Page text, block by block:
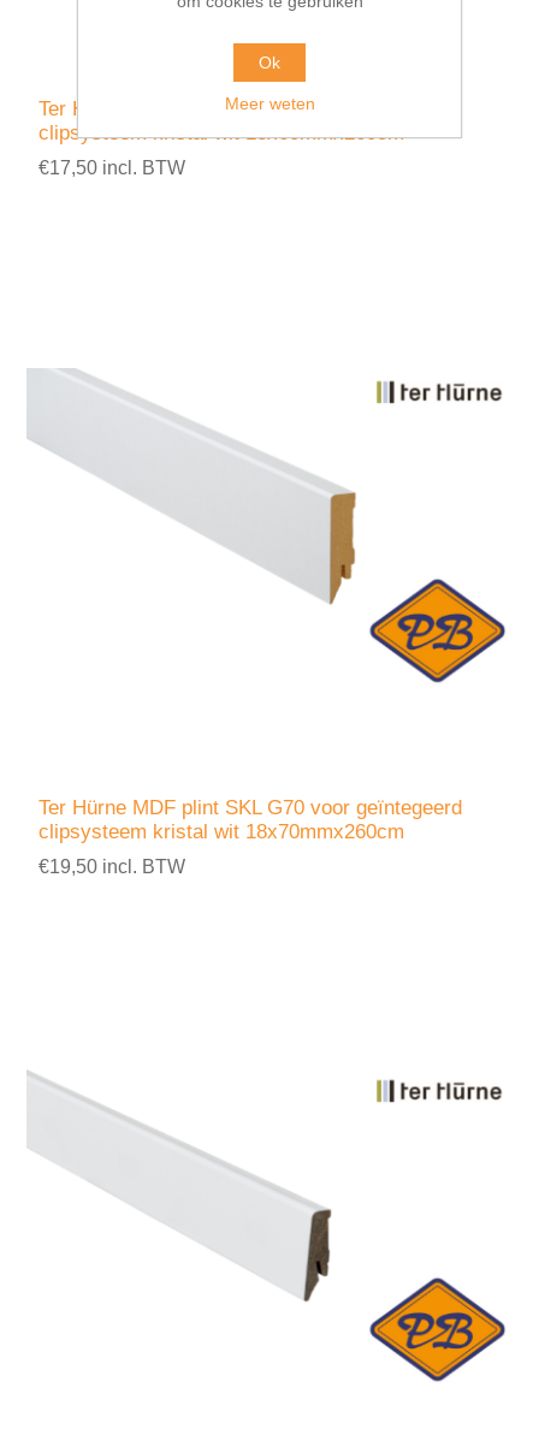
Ter Hürne MDF plint SKL 60 voor geïntegeerd
clipsysteem kristal wit 18x60mmx260cm
€17,50 incl. BTW
Ter Hürne MDF plint SKL G70 voor geïntegeerd
clipsysteem kristal wit 18x70mmx260cm
€19,50 incl. BTW
Ok
Meer weten